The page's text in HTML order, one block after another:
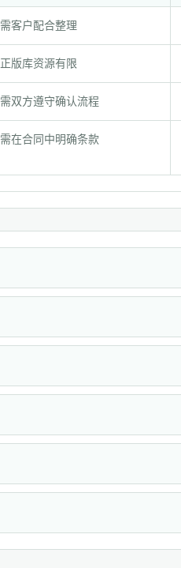
需客户配合整理
正版库资源有限
需双方遵守确认流程
需在合同中明确条款